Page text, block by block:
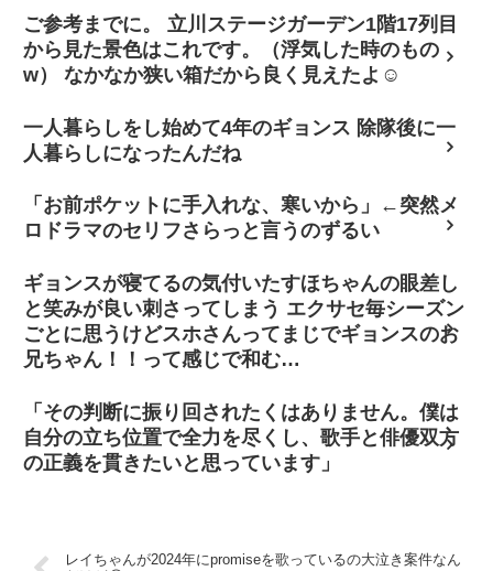
ご参考までに。 立川ステージガーデン1階17列目
から見た景色はこれです。（浮気した時のもの
w） なかなか狭い箱だから良く見えたよ☺
一人暮らしをし始めて4年のギョンス 除隊後に一
人暮らしになったんだね
「お前ポケットに手入れな、寒いから」←突然メ
ロドラマのセリフさらっと言うのずるい
ギョンスが寝てるの気付いたすほちゃんの眼差し
と笑みが良い刺さってしまう エクサセ毎シーズン
ごとに思うけどスホさんってまじでギョンスのお
兄ちゃん！！って感じで和む…
「その判断に振り回されたくはありません。僕は
自分の立ち位置で全力を尽くし、歌手と俳優双方
の正義を貫きたいと思っています」
レイちゃんが2024年にpromiseを歌っているの大泣き案件なん